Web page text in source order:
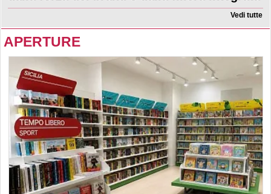
Vedi tutte
APERTURE